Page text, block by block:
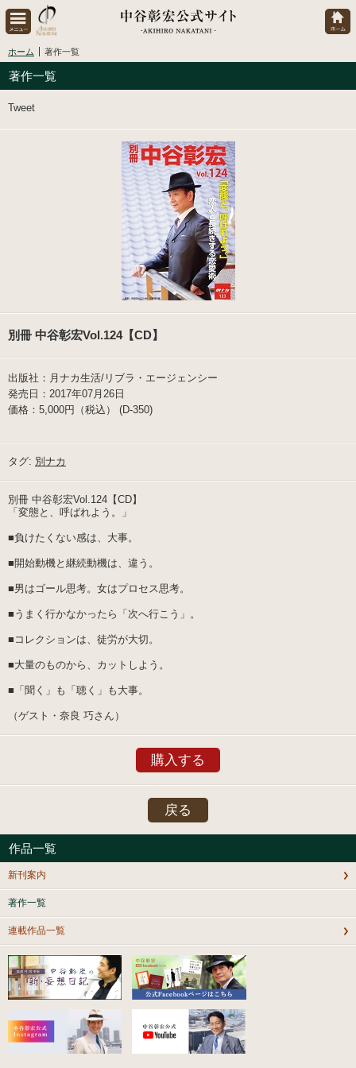
ホーム 著作一覧
著作一覧
Tweet
別冊 中谷彰宏Vol.124【CD】
出版社：月ナカ生活/リブラ・エージェンシー
発売日：2017年07月26日
価格：5,000円（税込） (D-350)
タグ: 別ナカ
別冊 中谷彰宏Vol.124【CD】
「変態と、呼ばれよう。」
■負けたくない感は、大事。
■開始動機と継続動機は、違う。
■男はゴール思考。女はプロセス思考。
■うまく行かなかったら「次へ行こう」。
■コレクションは、徒労が大切。
■大量のものから、カットしよう。
■「聞く」も「聴く」も大事。
（ゲスト・奈良 巧さん）
購入する
戻る
作品一覧
新刊案内
著作一覧
連載作品一覧